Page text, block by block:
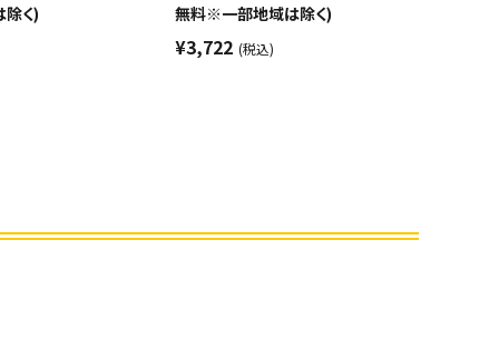
く)
無料※一部地域は除く)
¥3,722 (税込)